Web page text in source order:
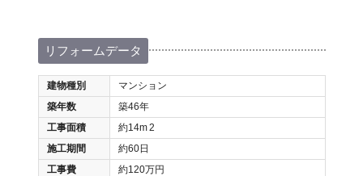
リフォームデータ
建物種別
マンション
築年数
築46年
工事面積
約14m2
施工期間
約60日
工事費
約120万円